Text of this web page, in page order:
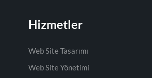
Hizmetler
Web Site Tasarımı
Web Site Yönetimi